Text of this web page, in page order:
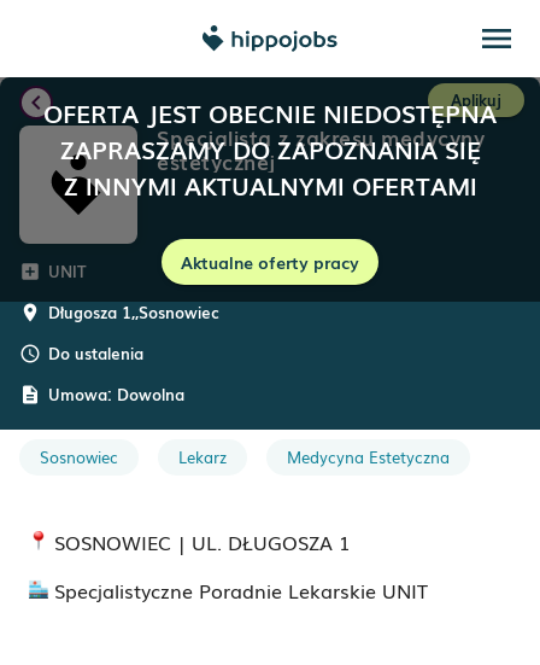
menu
OFERTA JEST OBECNIE NIEDOSTĘPNA
ZAPRASZAMY DO ZAPOZNANIA SIĘ
Z INNYMI AKTUALNYMI OFERTAMI
Aktualne oferty pracy
chevron_left Aplikuj
Specjalista z zakresu medycyny
estetycznej
add_box UNIT
room Długosza 1,,Sosnowiec
schedule Do ustalenia
description Umowa: Dowolna
Sosnowiec Lekarz Medycyna Estetyczna
SOSNOWIEC | UL. DŁUGOSZA 1
Specjalistyczne Poradnie Lekarskie UNIT